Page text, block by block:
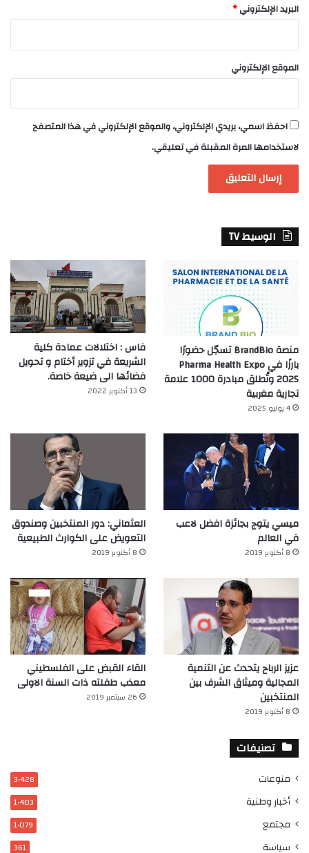
البريد الإلكتروني*
الموقع الإلكتروني
احفظ اسمي، بريدي الإلكتروني، والموقع الإلكتروني في هذا المتصفح
لاستخدامها المرة المقبلة في تعليقي.
الوسيط TV
منصة BrandBio تسجّل حضورًا
بارزًا في Pharma Health Expo
2025 وتُطلق مبادرة 1000 علامة
تجارية مغربية
4 يوليو 2025
فاس : اختلالات عمادة كلية
الشريعة في تزوير أختام و تحويل
فضائها الى ضيعة خاصة.
13 أكتوبر 2022
ميسي يتوج بجائزة افضل لاعب
في العالم‎
8 أكتوبر 2019
العثماني: دور المنتخبين وصندوق
التعويض على الكوارث الطبيعية
8 أكتوبر 2019
عزيز الرباح يتحدث عن التنمية
المجالية وميثاق الشرف بين
المنتخبين
8 أكتوبر 2019
القاء القبض على الفلسطيني
معذب طفلته ذات السنة الاولى
26 سبتمبر 2019
تصنيفات
منوعات 3٬428
أخبار وطنية 1٬403
مجتمع 1٬079
سياسة 361